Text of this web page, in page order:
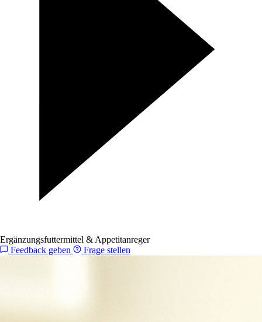
Ergänzungsfuttermittel & Appetitanreger
Feedback geben
Frage stellen